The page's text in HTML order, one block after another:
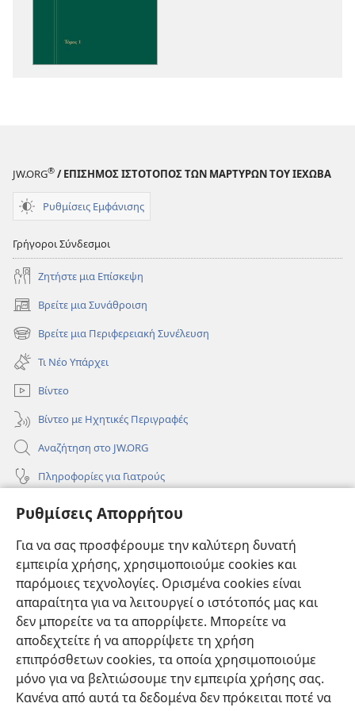
Ρυθμίσεις Απορρήτου
Για να σας προσφέρουμε την καλύτερη δυνατή
εμπειρία χρήσης, χρησιμοποιούμε cookies και
παρόμοιες τεχνολογίες. Ορισμένα cookies είναι
απαραίτητα για να λειτουργεί ο ιστότοπός μας και
δεν μπορείτε να τα απορρίψετε. Μπορείτε να
αποδεχτείτε ή να απορρίψετε τη χρήση
επιπρόσθετων cookies, τα οποία χρησιμοποιούμε
μόνο για να βελτιώσουμε την εμπειρία χρήσης σας.
Κανένα από αυτά τα δεδομένα δεν πρόκειται ποτέ να
JW.ORG® / ΕΠΙΣΗΜΟΣ ΙΣΤΟΤΟΠΟΣ ΤΩΝ ΜΑΡΤΥΡΩΝ ΤΟΥ ΙΕΧΩΒΑ
Ρυθμίσεις Εμφάνισης
Γρήγοροι Σύνδεσμοι
Ζητήστε μια Επίσκεψη
Βρείτε μια Συνάθροιση
(ανοίγει
νέο
παράθυρο)
Βρείτε μια Περιφερειακή Συνέλευση
(ανοίγει
νέο
παράθυρο)
Τι Νέο Υπάρχει
Βίντεο
Βίντεο με Ηχητικές Περιγραφές
Αναζήτηση στο JW.ORG
Πληροφορίες για Γιατρούς
Πληροφορίες για Επίσημους Φορείς και ΜΜΕ
Συνεισφορές
(ανοίγει
παράθυρο)ΔΙΑΔΙΚΤΥΑΚΗ ΒΙΒΛΙΟΘΗΚΗ της Σκοπιάς™
(ανοίγει
νέο
παράθυρο)
JW Hub ®
(ανοίγει
νέο
παράθυρο)JW Library®